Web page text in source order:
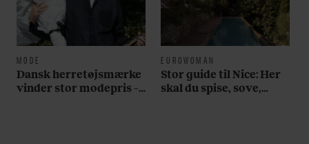
MODE
Dansk herretøjsmærke
vinder stor modepris –
EUROWOMAN
Stor guide til Nice: Her
skal du spise, sove,